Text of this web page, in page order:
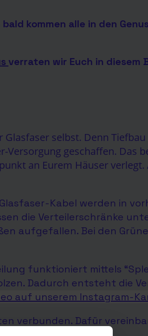
kommen alle in den
verraten wir Euch in diesem
selbst. Denn
Versorgung geschaffen. Das
an Eurem Häuser verlegt.
Kabel werden in
die Verteilerschränke
aufgefallen. Bei den
funktioniert mittels
Dadurch entsteht die
auf unserem Instagram-
verbunden. Dafür